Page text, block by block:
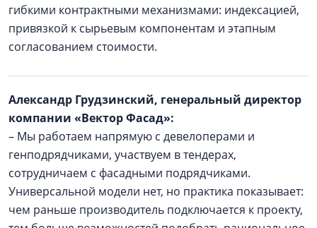
гибкими контрактными механизмами: индексацией,
привязкой к сырьевым компонентам и этапным
согласованием стоимости.
Александр Грудзинский, генеральный директор
компании «Вектор Фасад»:
– Мы работаем напрямую с девелоперами и
генподрядчиками, участвуем в тендерах,
сотрудничаем с фасадными подрядчиками.
Универсальной модели нет, но практика показывает:
чем раньше производитель подключается к проекту,